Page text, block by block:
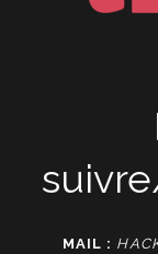
MAIL :